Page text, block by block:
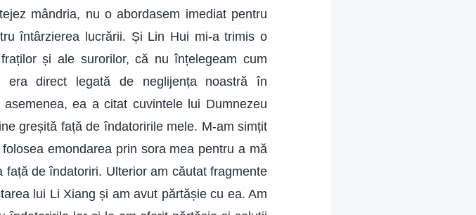
mândria, nu o abordasem imediat pentru
întârzierea lucrării. Și Lin Hui mi-a trimis o
și ale surorilor, că nu înțelegeam cum
era direct legată de neglijența noastră în
ea a citat cuvintele lui Dumnezeu
greșită față de îndatoririle mele. M-am simțit
emondarea prin sora mea pentru a mă
de îndatoriri. Ulterior am căutat fragmente
lui Li Xiang și am avut părtășie cu ea. Am